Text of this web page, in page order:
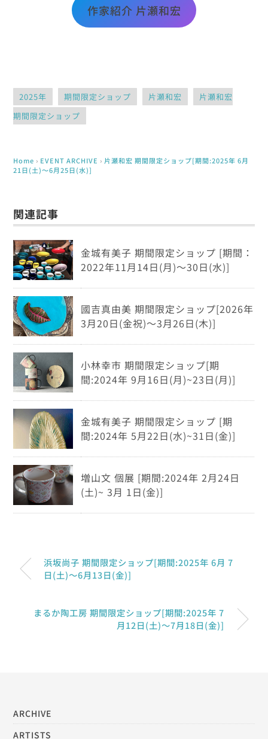
作家紹介 片瀬和宏
2025年 期間限定ショップ 片瀬和宏
片瀬和宏
期間限定ショップ
Home › EVENT ARCHIVE › 片瀬和宏 期間限定ショップ[期間:2025年 6月
21日(土)～6月25日(水)]
関連記事
金城有美子 期間限定ショップ [期間：
2022年11月14日(月)～30日(水)]
國吉真由美 期間限定ショップ[2026年
3月20日(金祝)～3月26日(木)]
小林幸市 期間限定ショップ[期
間:2024年 9月16日(月)~23日(月)]
金城有美子 期間限定ショップ [期
間:2024年 5月22日(水)~31日(金)]
増山文 個展 [期間:2024年 2月24日
(土)~ 3月 1日(金)]
浜坂尚子 期間限定ショップ[期間:2025年 6月 7
日(土)～6月13日(金)]
まるか陶工房 期間限定ショップ[期間:2025年 7
月12日(土)～7月18日(金)]
ARCHIVE
ARTISTS